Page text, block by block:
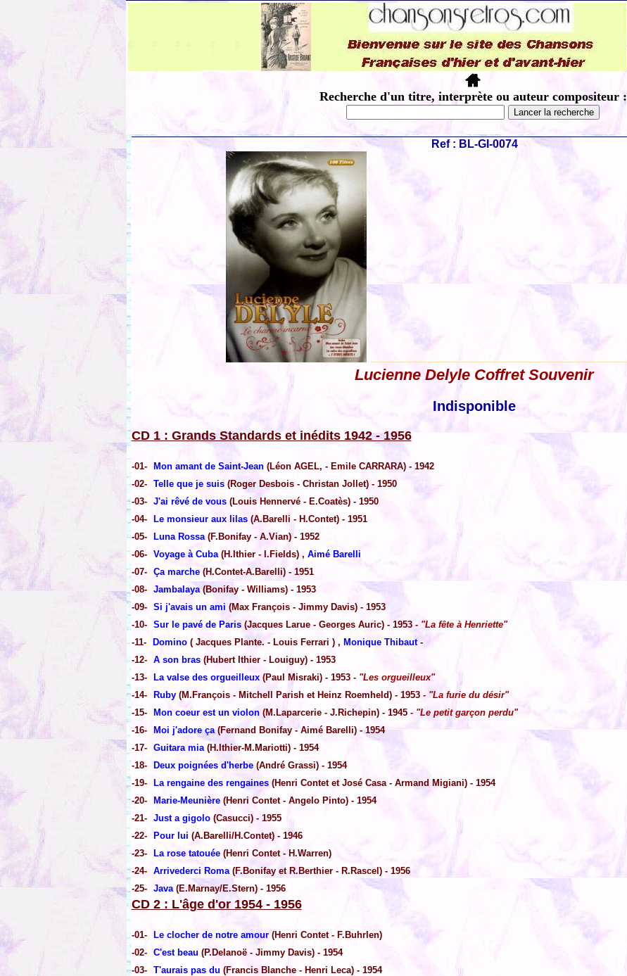
Recherche d'un titre, interprète ou auteur compositeur :
Ref : BL-GI-0074
Lucienne Delyle Coffret Souvenir
Indisponible
CD 1 : Grands Standards et inédits 1942 - 1956
-01- Mon amant de Saint-Jean (Léon AGEL, - Emile CARRARA) - 1942
-02-
Telle que je suis(Roger Desbois - Christan Jollet) - 1950
-03-
J'ai rêvé de vous(Louis Hennervé - E.Coatès) - 1950
-04-
Le monsieur aux lilas(A.Barelli - H.Contet) - 1951
-05-
Luna Rossa (F.Bonifay - A.Vian) - 1952
-06-
Voyage à Cuba(H.Ithier - I.Fields) , Aimé Barelli
-07-
Ça marche(H.Contet-A.Barelli) - 1951
-08-
Jambalaya(Bonifay - Williams) - 1953
-09-
Si j'avais un ami (Max François - Jimmy Davis) - 1953
-10-
Sur le pavé de Paris(Jacques Larue - Georges Auric) - 1953- "La fête à Henriette"
-11-
Domino ( Jacques Plante. - Louis Ferrari ) , Monique Thibaut-
-12-
A son bras(Hubert Ithier - Louiguy) - 1953
-13-
La valse des orgueilleux (Paul Misraki) - 1953- "Les orgueilleux"
-14-
Ruby(M.François - Mitchell Parish et Heinz Roemheld) - 1953- "La furie du désir"
-15-
Mon coeur est un violon (M.Laparcerie - J.Richepin) - 1945- "Le petit garçon perdu"
-16-
Moi j'adore ça(Fernand Bonifay - Aimé Barelli) - 1954
-17-
Guitara mia(H.Ithier-M.Mariotti) - 1954
-18-
Deux poignées d'herbe(André Grassi) - 1954
-19-
La rengaine des rengaines(Henri Contet et José Casa - Armand Migiani) - 1954
-20-
Marie-Meunière(Henri Contet - Angelo Pinto) - 1954
-21-
Just a gigolo(Casucci) - 1955
-22-
Pour lui (A.Barelli/H.Contet) - 1946
-23-
La rose tatouée(Henri Contet - H.Warren)
-24-
Arrivederci Roma(F.Bonifay et R.Berthier - R.Rascel) - 1956
-25-
Java(E.Marnay/E.Stern) - 1956
CD 2 : L'âge d'or 1954 - 1956
-01- Le clocher de notre amour(Henri Contet - F.Buhrlen)
-02-
C'est beau (P.Delanoë - Jimmy Davis) - 1954
-03-
T'aurais pas du (Francis Blanche - Henri Leca) - 1954